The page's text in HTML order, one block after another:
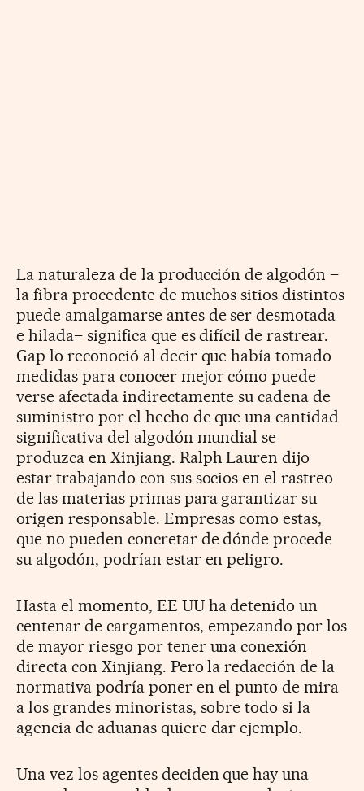
La naturaleza de la producción de algodón –
la fibra procedente de muchos sitios distintos
puede amalgamarse antes de ser desmotada
e hilada– significa que es difícil de rastrear.
Gap lo reconoció al decir que había tomado
medidas para conocer mejor cómo puede
verse afectada indirectamente su cadena de
suministro por el hecho de que una cantidad
significativa del algodón mundial se
produzca en Xinjiang. Ralph Lauren dijo
estar trabajando con sus socios en el rastreo
de las materias primas para garantizar su
origen responsable. Empresas como estas,
que no pueden concretar de dónde procede
su algodón, podrían estar en peligro.
Hasta el momento, EE UU ha detenido un
centenar de cargamentos, empezando por los
de mayor riesgo por tener una conexión
directa con Xinjiang. Pero la redacción de la
normativa podría poner en el punto de mira
a los grandes minoristas, sobre todo si la
agencia de aduanas quiere dar ejemplo.
Una vez los agentes deciden que hay una